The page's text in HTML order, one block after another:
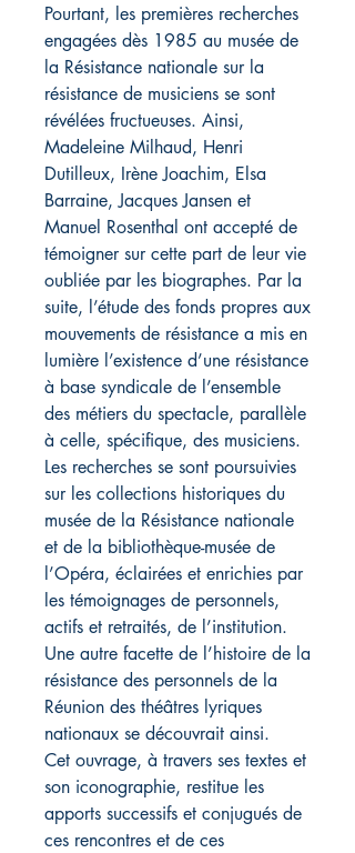
Pourtant, les premières recherches
engagées dès 1985 au musée de
la Résistance nationale sur la
résistance de musiciens se sont
révélées fructueuses. Ainsi,
Madeleine Milhaud, Henri
Dutilleux, Irène Joachim, Elsa
Barraine, Jacques Jansen et
Manuel Rosenthal ont accepté de
témoigner sur cette part de leur vie
oubliée par les biographes. Par la
suite, l’étude des fonds propres aux
mouvements de résistance a mis en
lumière l’existence d’une résistance
à base syndicale de l’ensemble
des métiers du spectacle, parallèle
à celle, spécifique, des musiciens.
Les recherches se sont poursuivies
sur les collections historiques du
musée de la Résistance nationale
et de la bibliothèque-musée de
l’Opéra, éclairées et enrichies par
les témoignages de personnels,
actifs et retraités, de l’institution.
Une autre facette de l’histoire de la
résistance des personnels de la
Réunion des théâtres lyriques
nationaux se découvrait ainsi.
Cet ouvrage, à travers ses textes et
son iconographie, restitue les
apports successifs et conjugués de
ces rencontres et de ces